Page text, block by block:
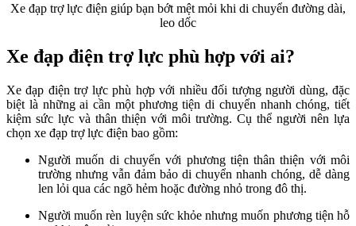
Xe đạp trợ lực điện giúp bạn bớt mệt mỏi khi di chuyển đường dài,
leo dốc
Xe đạp điện trợ lực phù hợp với ai?
Xe đạp điện trợ lực phù hợp với nhiều đối tượng người dùng, đặc
biệt là những ai cần một phương tiện di chuyển nhanh chóng, tiết
kiệm sức lực và thân thiện với môi trường. Cụ thể người nên lựa
chọn xe đạp trợ lực điện bao gồm:
Người muốn di chuyển với phương tiện thân thiện với môi
trường nhưng vẫn đảm bảo di chuyển nhanh chóng, dễ dàng
len lỏi qua các ngõ hẻm hoặc đường nhỏ trong đô thị.
Người muốn rèn luyện sức khỏe nhưng muốn phương tiện hỗ